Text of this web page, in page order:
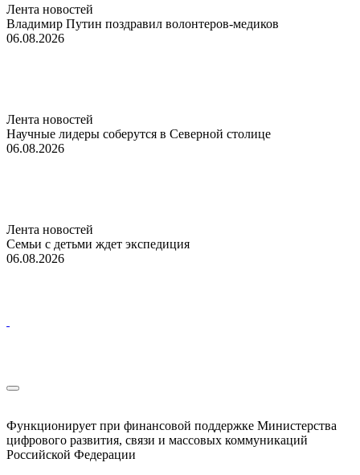
Лента новостей
Владимир Путин поздравил волонтеров-медиков
06.08.2026
Лента новостей
Научные лидеры соберутся в Северной столице
06.08.2026
Лента новостей
Семьи с детьми ждет экспедиция
06.08.2026
Функционирует при финансовой поддержке Министерства
цифрового развития, связи и массовых коммуникаций
Российской Федерации